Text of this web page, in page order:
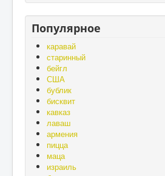
а
хлеб
«Без
золота
проживёшь,
без
хлеба
нет».
Популярное
каравай
старинный
бейгл
США
бублик
бисквит
кавказ
лаваш
армения
пицца
маца
израиль